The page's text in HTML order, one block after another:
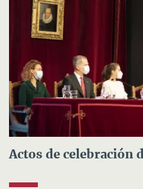
Actos de celebración